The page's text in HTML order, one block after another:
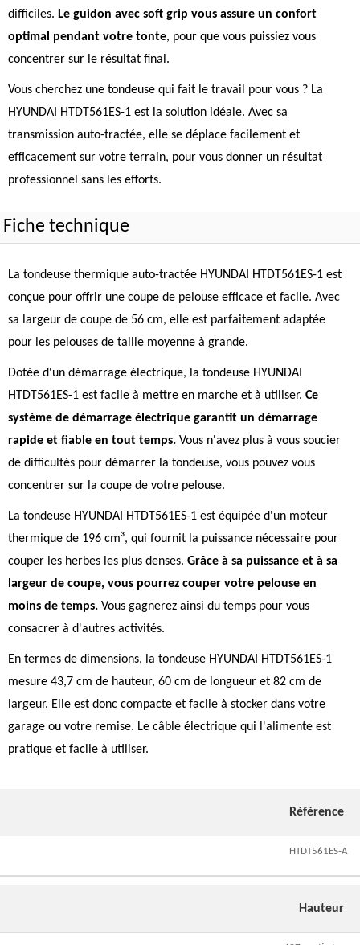
difficiles. Le guidon avec soft grip vous assure un confort
optimal pendant votre tonte, pour que vous puissiez vous
concentrer sur le résultat final.
Vous cherchez une tondeuse qui fait le travail pour vous ? La
HYUNDAI HTDT561ES-1 est la solution idéale. Avec sa
transmission auto-tractée, elle se déplace facilement et
efficacement sur votre terrain, pour vous donner un résultat
professionnel sans les efforts.
Fiche technique
La tondeuse thermique auto-tractée HYUNDAI HTDT561ES-1 est
conçue pour offrir une coupe de pelouse efficace et facile. Avec
sa largeur de coupe de 56 cm, elle est parfaitement adaptée
pour les pelouses de taille moyenne à grande.
Dotée d'un démarrage électrique, la tondeuse HYUNDAI
HTDT561ES-1 est facile à mettre en marche et à utiliser. Ce
système de démarrage électrique garantit un démarrage
rapide et fiable en tout temps. Vous n'avez plus à vous soucier
de difficultés pour démarrer la tondeuse, vous pouvez vous
concentrer sur la coupe de votre pelouse.
La tondeuse HYUNDAI HTDT561ES-1 est équipée d'un moteur
thermique de 196 cm³, qui fournit la puissance nécessaire pour
couper les herbes les plus denses. Grâce à sa puissance et à sa
largeur de coupe, vous pourrez couper votre pelouse en
moins de temps. Vous gagnerez ainsi du temps pour vous
consacrer à d'autres activités.
En termes de dimensions, la tondeuse HYUNDAI HTDT561ES-1
mesure 43,7 cm de hauteur, 60 cm de longueur et 82 cm de
largeur. Elle est donc compacte et facile à stocker dans votre
garage ou votre remise. Le câble électrique qui l'alimente est
pratique et facile à utiliser.
Référence
HTDT561ES-A
Hauteur